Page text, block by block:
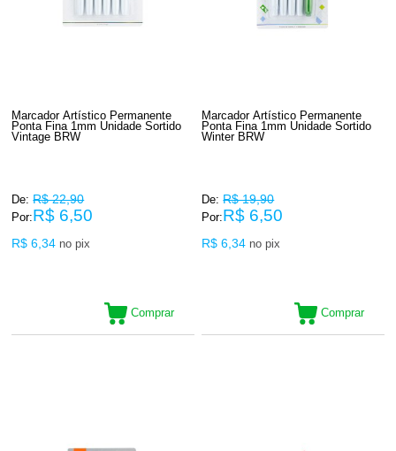
Marcador Artístico Permanente
Ponta Fina 1mm Unidade Sortido
Vintage BRW
De: R$ 22,90
Por:R$ 6,50
R$ 6,34 no pix
Comprar
Marcador Artístico Permanente
Ponta Fina 1mm Unidade Sortido
Winter BRW
De: R$ 19,90
Por:R$ 6,50
R$ 6,34 no pix
Comprar